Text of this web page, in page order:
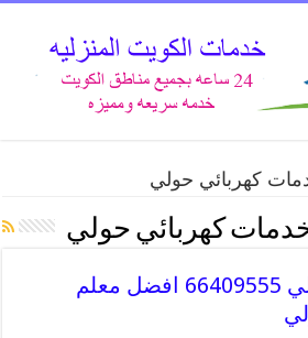
كهربائي حولي
كهربائي حولي
خدمة كهربائي حولي 66409555 افضل معلم